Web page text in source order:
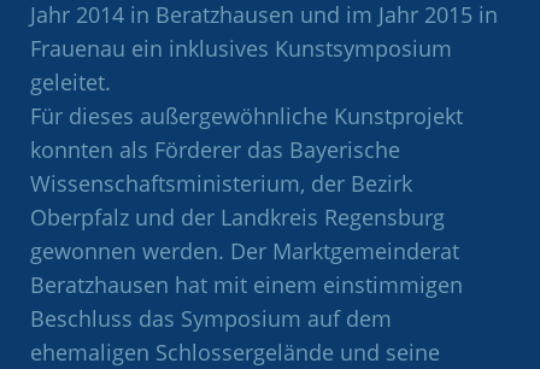
Jahr 2014 in Beratzhausen und im Jahr 2015 in
Frauenau ein inklusives Kunstsymposium
geleitet.
Für dieses außergewöhnliche Kunstprojekt
konnten als Förderer das Bayerische
Wissenschaftsministerium, der Bezirk
Oberpfalz und der Landkreis Regensburg
gewonnen werden. Der Marktgemeinderat
Beratzhausen hat mit einem einstimmigen
Beschluss das Symposium auf dem
ehemaligen Schlossergelände und seine